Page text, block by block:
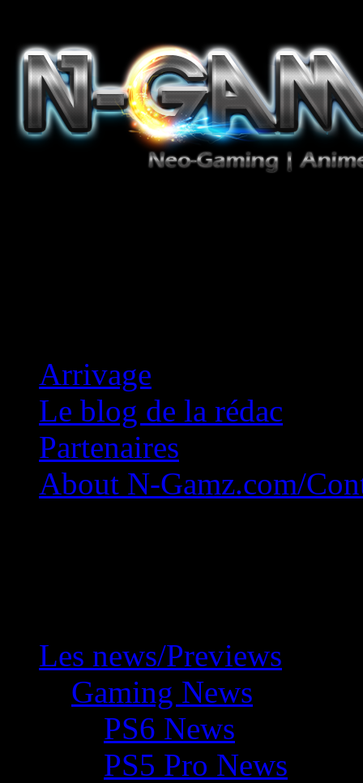
Arrivage
Le blog de la rédac
Partenaires
About N-Gamz.com/
Les news/Previews
Gaming News
PS6 News
PS5 Pro News